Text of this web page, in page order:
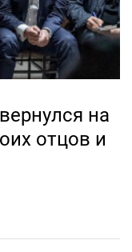
на
отцов и